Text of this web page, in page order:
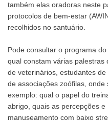
também elas oradoras neste
protocolos de bem-estar
recolhidos no santuário.
Pode consultar o programa
qual constam várias
de veterinários, estudantes
de associações zoófilas,
exemplo: qual o papel do
abrigo, quais as percepções
manuseamento com baixo